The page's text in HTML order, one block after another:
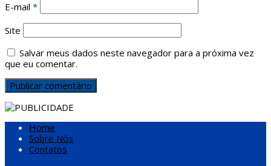
E-mail *
Site
Salvar meus dados neste navegador para a próxima vez
que eu comentar.
Home
Sobre Nós
Contatos